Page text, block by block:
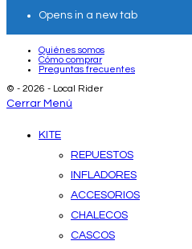
Opens in a new tab
Quiénes somos
Cómo comprar
Preguntas frecuentes
© - 2026 - Local Rider
Cerrar Menú
KITE
REPUESTOS
INFLADORES
ACCESORIOS
CHALECOS
CASCOS